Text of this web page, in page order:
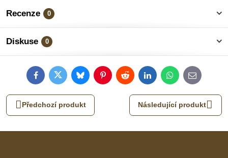
Recenze 0
Diskuse 0
FacebookTwitterBlueskyPinterestRedditLinkedInWhatsApp
E-
mail
Předchozí produkt Následující produkt